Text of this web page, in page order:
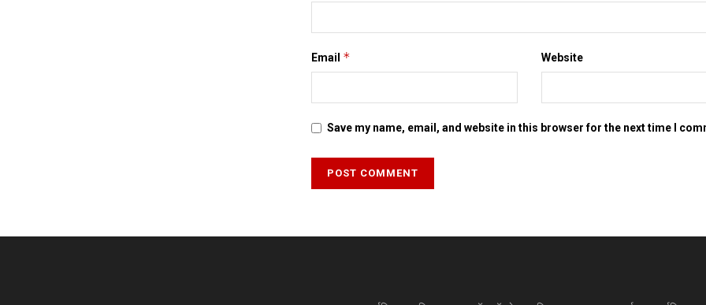
Email * Website
Save my name, email, and website in this browser for the next time I